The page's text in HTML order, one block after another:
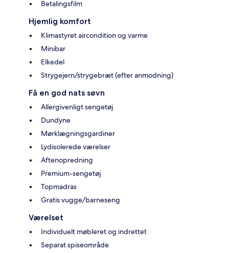
Betalingsfilm
Hjemlig komfort
Klimastyret aircondition og varme
Minibar
Elkedel
Strygejern/strygebræt (efter anmodning)
Få en god nats søvn
Allergivenligt sengetøj
Dundyne
Mørklægningsgardiner
Lydisolerede værelser
Aftenopredning
Premium-sengetøj
Topmadras
Gratis vugge/barneseng
Værelset
Individuelt møbleret og indrettet
Separat spiseområde